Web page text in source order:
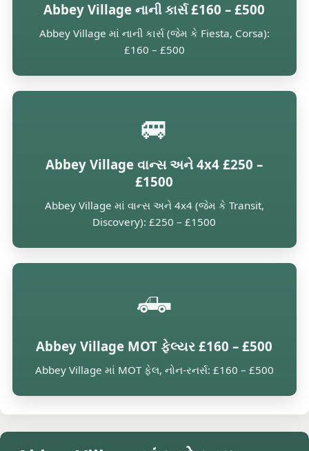
Abbey Village નાની કાર્સ £160 – £500
Abbey Village માં નાની કાર્સ (જેમ કે Fiesta, Corsa):
£160 – £500
🚐
Abbey Village વાન્સ અને 4x4 £250 –
£1500
Abbey Village માં વાન્સ અને 4x4 (જેમ કે Transit,
Discovery): £250 – £1500
🛻
Abbey Village MOT ફેલ્યર £160 – £500
Abbey Village માં MOT ફેલ, નોન-રનર્સ: £160 – £500